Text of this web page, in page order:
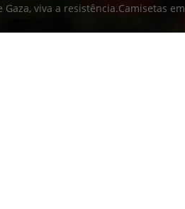
viva a resistência.Camisetas em